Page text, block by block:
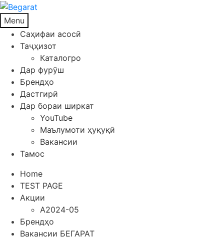
Menu
Саҳифаи асосӣ
Таҷҳизот
Каталогро
Дар фурӯш
Брендҳо
Дастгирӣ
Дар бораи ширкат
YouTube
Маълумоти ҳуқуқӣ
Вакансии
Тамос
Home
TEST PAGE
Акции
A2024-05
Брендҳо
Вакансии БЕГАРАТ